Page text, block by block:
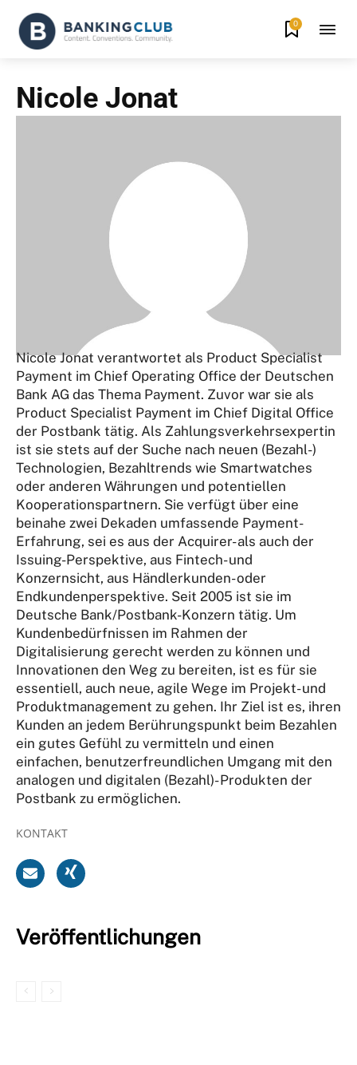
0
Nicole Jonat
Nicole Jonat verantwortet als Product Specialist
Payment im Chief Operating Office der Deutschen
Bank AG das Thema Payment. Zuvor war sie als
Product Specialist Payment im Chief Digital Office
der Postbank tätig. Als Zahlungsverkehrsexpertin
ist sie stets auf der Suche nach neuen (Bezahl-)
Technologien, Bezahltrends wie Smartwatches
oder anderen Währungen und potentiellen
Kooperationspartnern. Sie verfügt über eine
beinahe zwei Dekaden umfassende Payment-
Erfahrung, sei es aus der Acquirer- als auch der
Issuing-Perspektive, aus Fintech- und
Konzernsicht, aus Händlerkunden- oder
Endkundenperspektive. Seit 2005 ist sie im
Deutsche Bank/Postbank-Konzern tätig. Um
Kundenbedürfnissen im Rahmen der
Digitalisierung gerecht werden zu können und
Innovationen den Weg zu bereiten, ist es für sie
essentiell, auch neue, agile Wege im Projekt- und
Produktmanagement zu gehen. Ihr Ziel ist es, ihren
Kunden an jedem Berührungspunkt beim Bezahlen
ein gutes Gefühl zu vermitteln und einen
einfachen, benutzerfreundlichen Umgang mit den
analogen und digitalen (Bezahl)- Produkten der
Postbank zu ermöglichen.
KONTAKT
Veröffentlichungen